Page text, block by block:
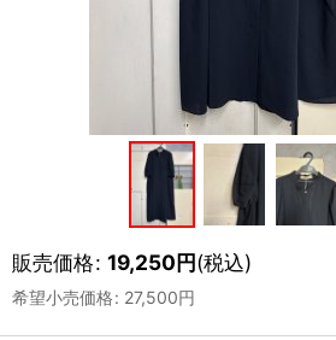
販売価格: 19,250円(税込)
希望小売価格: 27,500円